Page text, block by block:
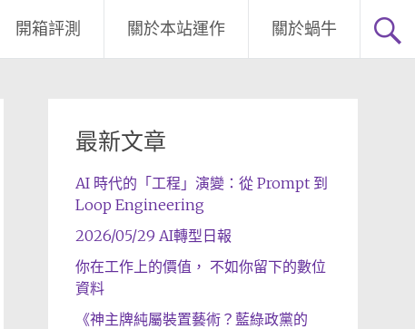
開箱評測 關於本站運作 關於蝸牛
最新文章
AI 時代的「工程」演變：從 Prompt 到
Loop Engineering
2026/05/29 AI轉型日報
你在工作上的價值， 不如你留下的數位
資料
《神主牌純屬裝置藝術？藍綠政黨的